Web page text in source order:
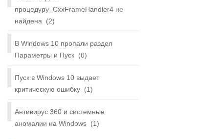
процедуру_CxxFrameHandler4 не
найдена
(2)
В Windows 10 пропали раздел
Параметры и Пуск (0)
Пуск в Windows 10 выдает
критическую ошибку (1)
Антивирус 360 и системные
аномалии на Windows (1)